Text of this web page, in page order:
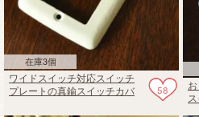
在庫3個
58
ワイドスイッチ対応スイッチ
プレートの真鍮スイッチカバ